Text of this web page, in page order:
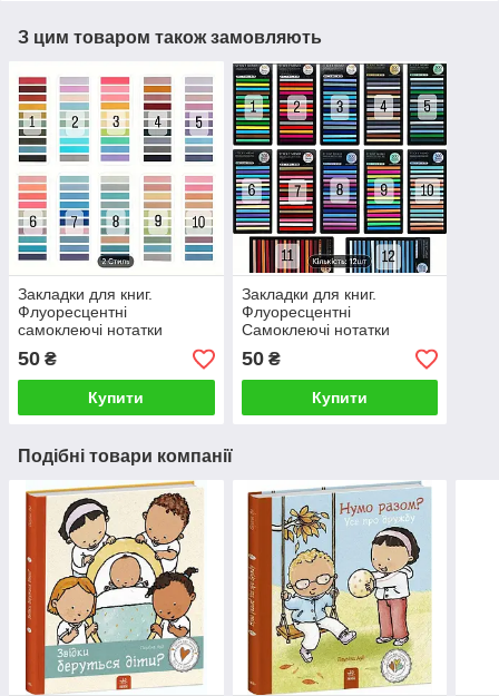
З цим товаром також замовляють
Закладки для книг.
Флуоресцентні
самоклеючі нотатки
50 ₴
Купити
Закладки для книг.
Флуоресцентні
Самоклеючі нотатки
50₴
Купити
Подібні товари компанії